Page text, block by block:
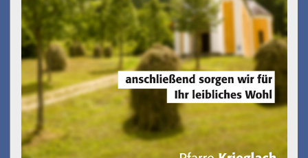
Gölkfest
am 15.08.2026